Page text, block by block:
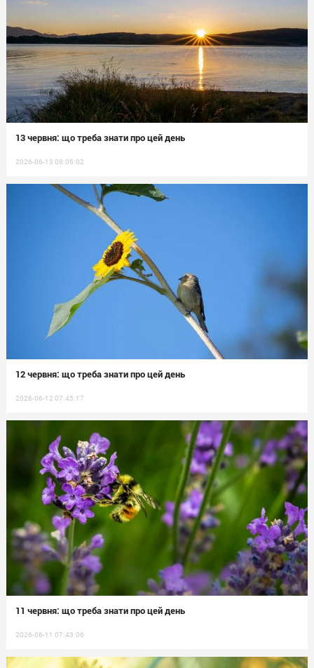
13 червня: що треба знати про цей день
2026-06-13 08:06:02
12 червня: що треба знати про цей день
2026-06-12 07:45:17
11 червня: що треба знати про цей день
2026-06-11 07:43:06